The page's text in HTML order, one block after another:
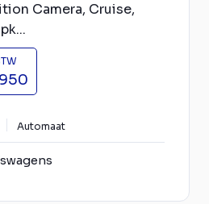
Camera, Cruise,
Automaat